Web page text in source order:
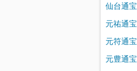
仙台通宝
元祐通宝
元符通宝
元豊通宝